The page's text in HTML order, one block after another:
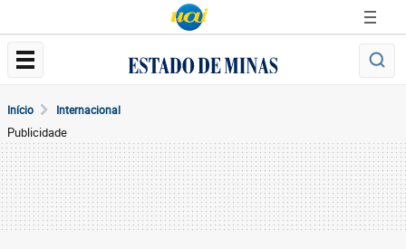
Início Internacional
Publicidade